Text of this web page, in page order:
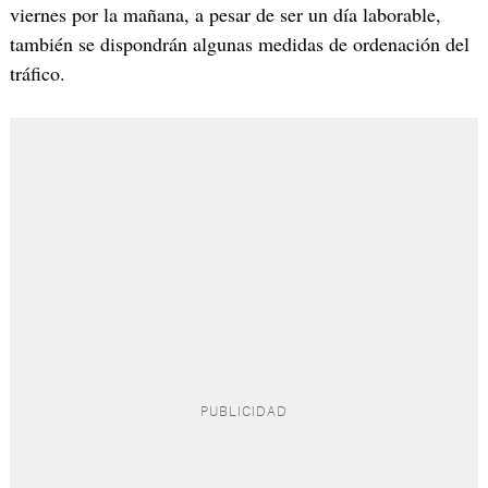
viernes por la mañana, a pesar de ser un día laborable,
también se dispondrán algunas medidas de ordenación del
tráfico.